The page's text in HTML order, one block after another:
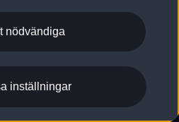
Återförsäljare
om dataläcka
nödvändiga
inställningar